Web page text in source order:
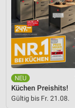
Küchen Preishits!
Gültig bis Fr. 21.08.